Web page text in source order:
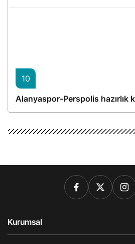
10
Alanyaspor-Perspolis hazırlık
Kurumsal